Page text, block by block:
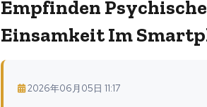
Empfinden
Einsamkeit Im
2026年06月05日 11:17